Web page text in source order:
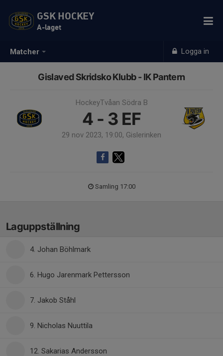
Matcher Logga in
GSK HOCKEY
A-laget
Gislaved Skridsko Klubb - IK Pantern
HockeyTvåan Södra B
4 - 3 EF
29 nov 2023, 19:00, Gislerinken
Samling 17:00
Laguppställning
4. Johan Böhlmark
6. Hugo Jarenmark Pettersson
7. Jakob Ståhl
9. Nicholas Nuuttila
12. Sakarias Andersson